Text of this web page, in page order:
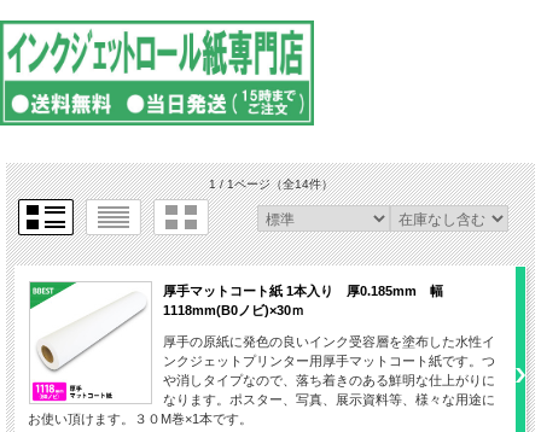
1 / 1ページ（全14件）
厚手マットコート紙 1本入り 厚0.185mm 幅
1118mm(B0ノビ)×30ｍ
厚手の原紙に発色の良いインク受容層を塗布した水性イ
ンクジェットプリンター用厚手マットコート紙です。つ
や消しタイプなので、落ち着きのある鮮明な仕上がりに
なります。ポスター、写真、展示資料等、様々な用途に
お使い頂けます。３０M巻×1本です。